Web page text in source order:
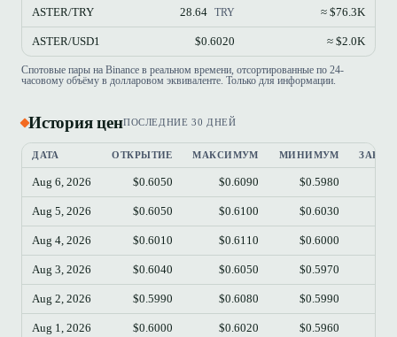
ASTER/TRY 28.64 TRY ≈ $76.3K
ASTER/USD1 $0.6020 ≈ $2.0K
Спотовые пары на Binance в реальном времени, отсортированные по 24-
часовому объёму в долларовом эквиваленте. Только для информации.
История ценПОСЛЕДНИЕ 30 ДНЕЙ
ДАТА ОТКРЫТИЕ МАКСИМУМ МИНИМУМ
Aug 6, 2026 $0.6050 $0.6090 $0.5980
Aug 5, 2026 $0.6050 $0.6100 $0.6030
Aug 4, 2026 $0.6010 $0.6110 $0.6000
Aug 3, 2026 $0.6040 $0.6050 $0.5970
Aug 2, 2026 $0.5990 $0.6080 $0.5990
Aug 1, 2026 $0.6000 $0.6020 $0.5960